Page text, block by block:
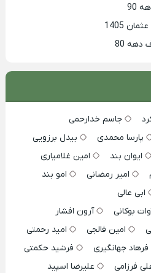
1405
جاسم خدارحمی
پارسا محمدی
بیدل برزویی
ایوان بند
امین غلامیاری
امیر رمضانی
امو بند
ابی عالی
بوکانی
آرون افشار
امین فالجی
امید رحمتی
فرهاد جهانگیری
فرشید حکمتی
فرزامی
علیرضا اسپید